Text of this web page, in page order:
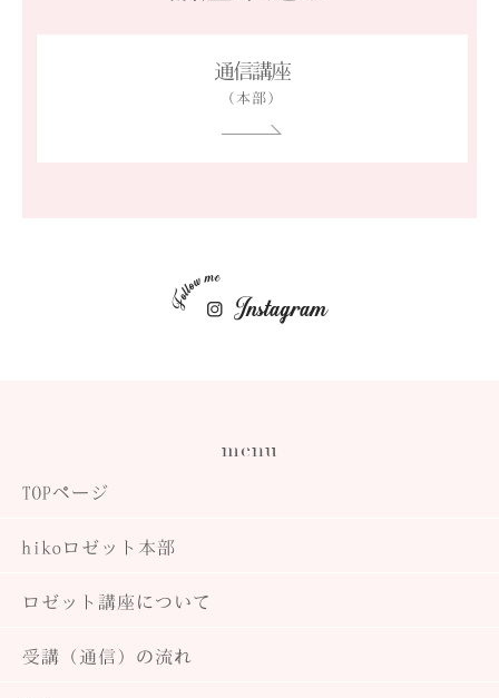
通信講座
（本部）
menu
TOPページ
hikoロゼット本部
ロゼット講座について
受講（通信）の流れ